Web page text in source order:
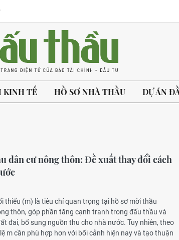
KINH TẾ HỒ SƠ NHÀ THẦU DỰ ÁN
dân cư nông thôn: Đề xuất thay đổi cách
thiểu (m) là tiêu chí quan trọng tại hồ sơ mời thầu
thôn, góp phần tăng cạnh tranh trong đấu thầu và
đai, bổ sung nguồn thu cho nhà nước. Tuy nhiên, theo
m cần phù hợp hơn với bối cảnh hiện nay và tạo thuận